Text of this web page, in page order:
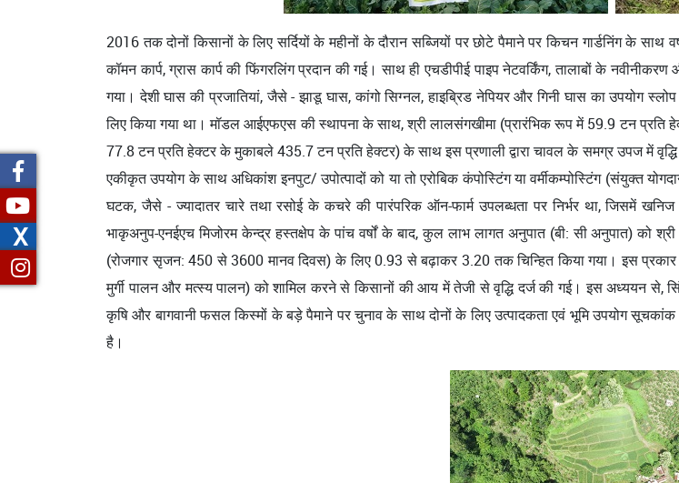
2016 तक दोनों किसानों के लिए सर्दियों के महीनों के दौरान सब्जियों पर छोटे पैमाने पर किचन गार्डनिंग के
कॉमन कार्प, ग्रास कार्प की फिंगरलिंग प्रदान की गई। साथ ही एचडीपीई पाइप नेटवर्किंग, तालाबों के
गया। देशी घास की प्रजातियां, जैसे - झाडू घास, कांगो सिग्नल, हाइब्रिड नेपियर और गिनी घास का उपयोग
लिए किया गया था। मॉडल आईएफएस की स्थापना के साथ, श्री लालसंगखीमा (प्रारंभिक रूप में 59.9 टन प्रति
77.8 टन प्रति हेक्टर के मुकाबले 435.7 टन प्रति हेक्टर) के साथ इस प्रणाली द्वारा चावल के समग्र उपज में
एकीकृत उपयोग के साथ अधिकांश इनपुट/ उपोत्पादों को या तो एरोबिक कंपोस्टिंग या वर्मीकम्पोस्टिंग (संयुक्त
घटक, जैसे - ज्यादातर चारे तथा रसोई के कचरे की पारंपरिक ऑन-फार्म उपलब्धता पर निर्भर था, जिसमें
भाकृअनुप-एनईएच मिजोरम केन्द्र हस्तक्षेप के पांच वर्षों के बाद, कुल लाभ लागत अनुपात (बी: सी अनुपात) को
(रोजगार सृजन: 450 से 3600 मानव दिवस) के लिए 0.93 से बढ़ाकर 3.20 तक चिन्हित किया गया। इस
मुर्गी पालन और मत्स्य पालन) को शामिल करने से किसानों की आय में तेजी से वृद्धि दर्ज की गई। इस अध्ययन
कृषि और बागवानी फसल किस्मों के बड़े पैमाने पर चुनाव के साथ दोनों के लिए उत्पादकता एवं भूमि उपयोग
है।
X